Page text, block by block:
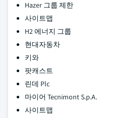
Hazer 그룹 제한
사이트맵
H2 에너지 그룹
현대자동차
키와
팟캐스트
린데 Plc
마이어 Tecnimont S.p.A.
사이트맵